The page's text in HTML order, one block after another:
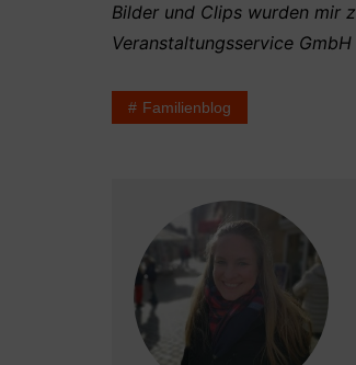
Bilder und Clips wurden mir
Veranstaltungsservice GmbH
Familienblog